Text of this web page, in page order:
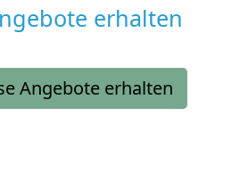
erhalten
Angebote erhalten